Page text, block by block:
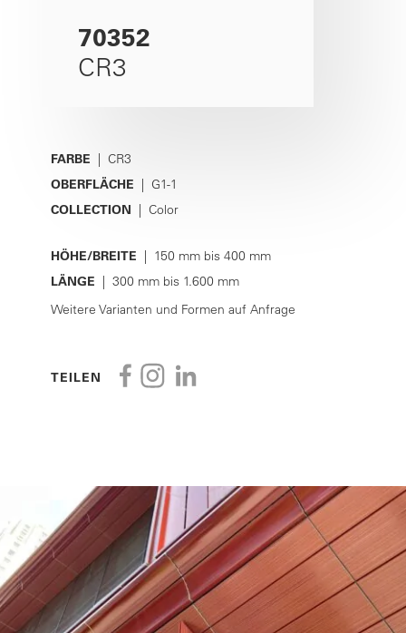
70352
CR3
FARBE | CR3
OBERFLÄCHE | G1-1
COLLECTION | Color
HÖHE/BREITE | 150 mm bis 400 mm
LÄNGE | 300 mm bis 1.600 mm
Weitere Varianten und Formen auf Anfrage
TEILEN